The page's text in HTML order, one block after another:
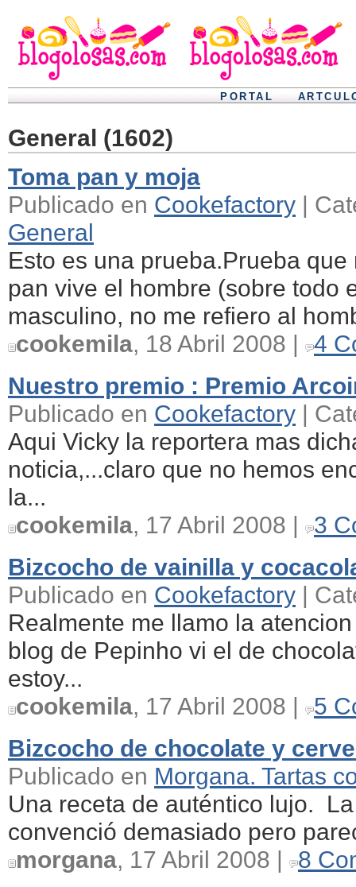
PORTAL
General (1602)
Toma pan y moja
Publicado en Cookefactory |
General
Esto es una prueba.Prueba que
pan vive el hombre (sobre todo
masculino, no me refiero al
cookemila, 18 Abril 2008 |
4
Nuestro premio : Premio
Publicado en Cookefactory |
Aqui Vicky la reportera mas
noticia,...claro que no hemos
la...
cookemila, 17 Abril 2008 |
3
Bizcocho de vainilla y
Publicado en Cookefactory |
Realmente me llamo la
blog de Pepinho vi el de
estoy...
cookemila, 17 Abril 2008 |
5
Bizcocho de chocolate y
Publicado en Morgana. Tartas
Una receta de auténtico lujo.
convenció demasiado pero
morgana, 17 Abril 2008 |
8